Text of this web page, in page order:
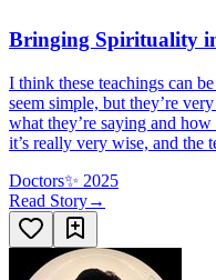
Bringing Spirituality
I think these teachings can
seem simple, but they’re
what they’re saying and
it’s really very wise, and the
Doctors✨ 2025
Read Story→